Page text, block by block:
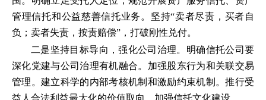
管理信托和公益慈善信托业务。坚持“卖者尽责，买者自
负；卖者失责，按责赔偿”，打破刚性兑付。
二是坚持目标导向，强化公司治理。明确信托公司要
深化党建与公司治理有机融合。加强股东行为和关联交易
管理。建立科学的内部考核机制和激励约束机制。推行受
益人合法利益最大化的价值取向，加强信托文化建设。